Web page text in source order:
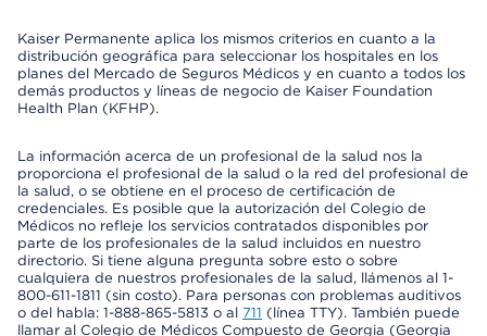
Kaiser Permanente aplica los mismos criterios en cuanto a la
distribución geográfica para seleccionar los hospitales en los
planes del Mercado de Seguros Médicos y en cuanto a todos los
demás productos y líneas de negocio de Kaiser Foundation
Health Plan (KFHP).
La información acerca de un profesional de la salud nos la
proporciona el profesional de la salud o la red del profesional de
la salud, o se obtiene en el proceso de certificación de
credenciales. Es posible que la autorización del Colegio de
Médicos no refleje los servicios contratados disponibles por
parte de los profesionales de la salud incluidos en nuestro
directorio. Si tiene alguna pregunta sobre esto o sobre
cualquiera de nuestros profesionales de la salud, llámenos al 1-
800-611-1811 (sin costo). Para personas con problemas auditivos
o del habla: 1-888-865-5813 o al 711 (línea TTY). También puede
llamar al Colegio de Médicos Compuesto de Georgia (Georgia